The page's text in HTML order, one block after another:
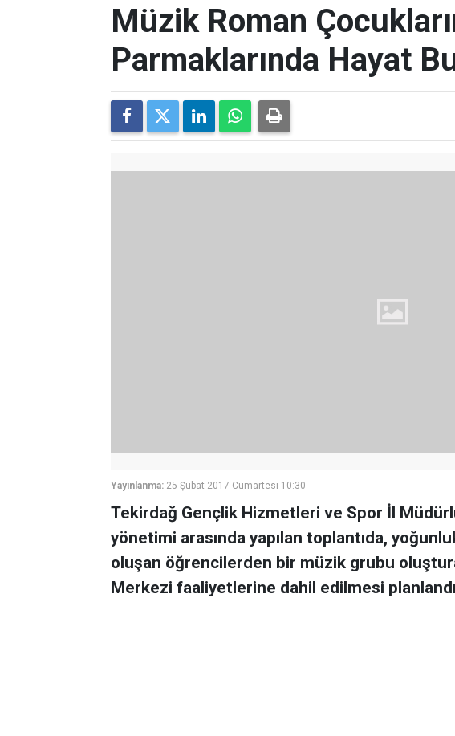
Müzik Roman
Parmaklarında Hayat
Yayınlanma: 25 Şubat 2017 Cumartesi 10:30
Tekirdağ Gençlik Hizmetleri ve Spor İl
yönetimi arasında yapılan toplantıda,
oluşan öğrencilerden bir müzik grubu
Merkezi faaliyetlerine dahil edilmesi